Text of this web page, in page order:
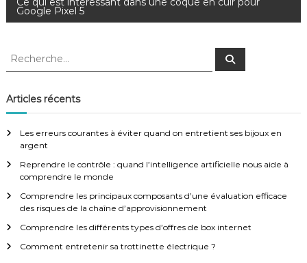
i
g
a
t
i
o
n
Google Pixel 5
R
h
e
c
e
:
R
c
e
r
Articles récents
Les erreurs courantes à éviter quand on entretient ses bijoux en
argent
Reprendre le contrôle : quand l’intelligence artificielle nous aide à
comprendre le monde
Comprendre les principaux composants d’une évaluation efficace
des risques de la chaîne d’approvisionnement
Comprendre les différents types d’offres de box internet
Comment entretenir sa trottinette électrique ?